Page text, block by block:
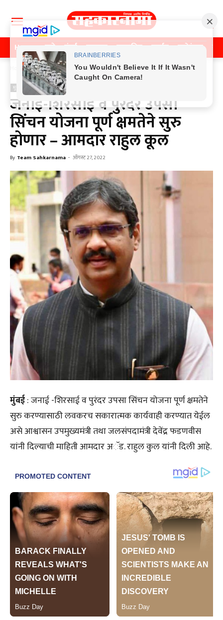
Home पुणे मुंबई महाराष्ट्र राजकीय क्राईम मनोरंजन
Home मुंबई
मुंबई
जनाई-शिरसाई व पुरंदर उपसा
सिंचन योजना पूर्ण क्षमतेने सुरु
होणार – आमदार राहुल कूल
By Team Sahkarnama - ऑगस्ट 27, 2022
मुंबई: जनाई -शिरसाई व पुरंदर उपसा सिंचन योजना पूर्ण क्षमतेने
सुरु करण्यासाठी लवकरच सकारात्मक कार्यवाही करण्यात येईल
असे आश्वासन उपमुख्यमंत्री तथा जलसंपदामंत्री देवेंद्र फडणवीस
यांनी दिल्याची माहिती आमदार अॅड. राहुल कुल यांनी दिली आहे.